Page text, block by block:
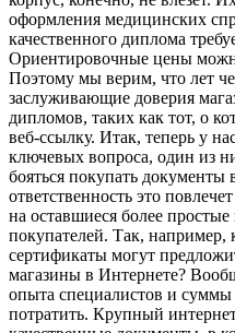
оформления медицинских
качественного диплома
Ориентировочные цены
Поэтому мы верим, что лет
заслуживающие доверия
дипломов, таких как тот, о
веб-ссылку. Итак, теперь у
ключевых вопроса, один из
бояться покупать
ответственность это
на оставшиеся более
покупателей. Так,
сертификаты могут
магазины в Интернете?
опыта специалистов и
потратить. Крупный